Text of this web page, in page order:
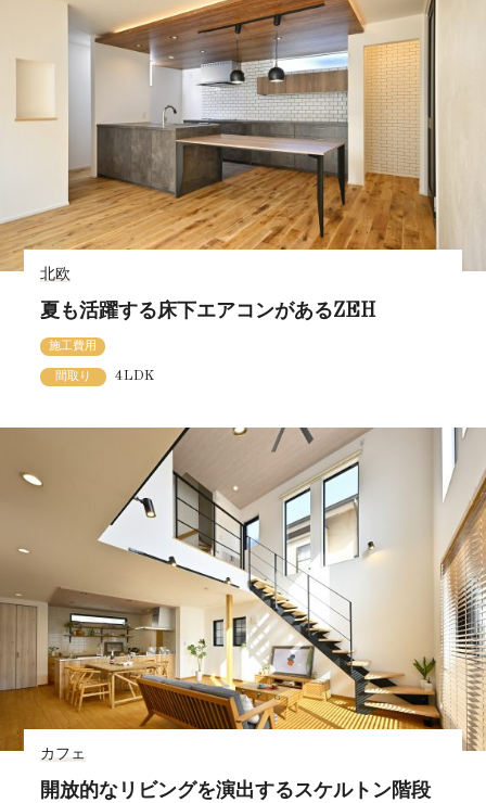
北欧
夏も活躍する床下エアコンがあるZEH
施工費用
間取り 4LDK
カフェ
開放的なリビングを演出するスケルトン階段